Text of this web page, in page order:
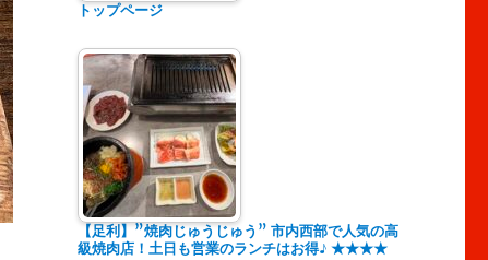
トップページ
【足利】”焼肉じゅうじゅう” 市内西部で人気の高
級焼肉店！土日も営業のランチはお得♪ ★★★★